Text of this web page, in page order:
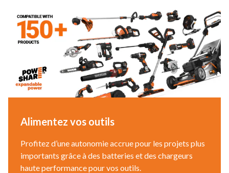
Alimentez vos outils
Profitez d’une autonomie accrue pour les projets plus
importants grâce à des batteries et des chargeurs
haute performance pour vos outils.